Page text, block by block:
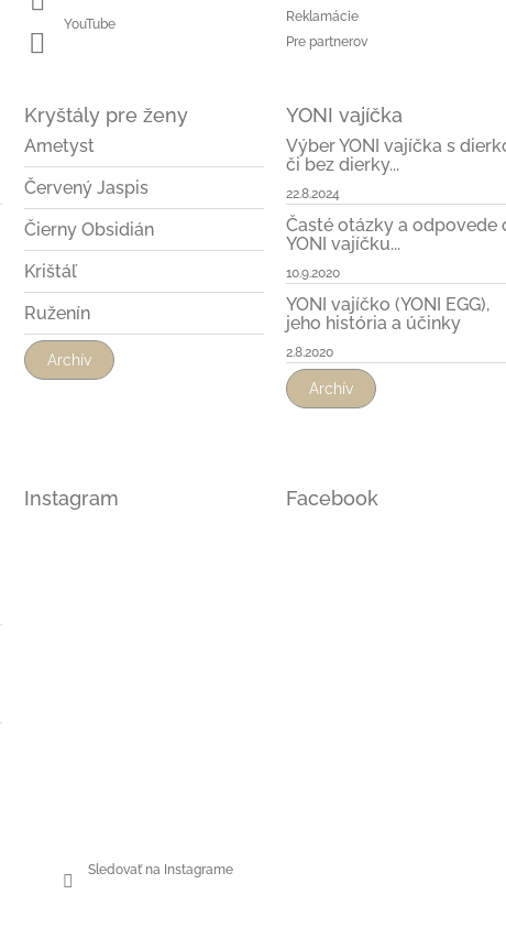
YouTube
Reklamácie
Pre partnerov
Kryštály pre ženy
Ametyst
Červený Jaspis
Čierny Obsidián
Krištáľ
Ruženín
Archív
YONI vajíčka
Výber YONI vajíčka s
či bez dierky...
22.8.2024
Časté otázky a odpovede
YONI vajíčku...
10.9.2020
YONI vajíčko (YONI EGG),
jeho história a účinky
2.8.2020
Archív
Instagram
Sledovať na Instagrame
Facebook